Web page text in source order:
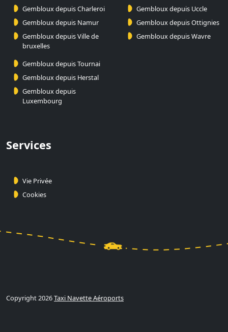
Gembloux depuis Charleroi
Gembloux depuis Namur
Gembloux depuis Ville de
bruxelles
Gembloux depuis Uccle
Gembloux depuis Ottignies
Gembloux depuis Wavre
Gembloux depuis Tournai
Gembloux depuis Herstal
Gembloux depuis
Luxembourg
Services
Vie Privée
Cookies
Copyright 2026Taxi Navette Aéroports